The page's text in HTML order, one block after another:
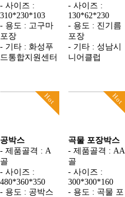
- 사이즈 :
310*230*103
- 용도 : 고구마
포장
- 기타 : 화성푸
드통합지원센터
- 사이즈 :
130*62*230
- 용도 : 진기름
포장
- 기타 : 성남시
니어클럽
Hot
공박스
- 제품골격 : A
골
- 사이즈 :
480*360*350
- 용도 : 공박스
Hot
곡물 포장박스
- 제품골격 : AA
골
- 사이즈 :
300*300*160
- 용도 : 곡물 포